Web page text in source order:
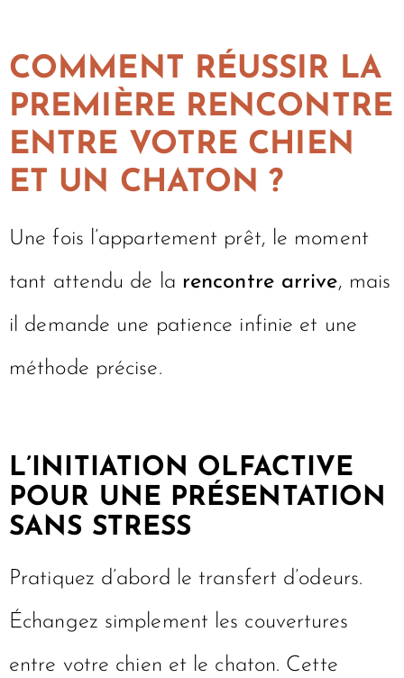
COMMENT RÉUSSIR LA
PREMIÈRE RENCONTRE
ENTRE VOTRE CHIEN
ET UN CHATON ?
Une fois l’appartement prêt, le moment
tant attendu de la rencontre arrive, mais
il demande une patience infinie et une
méthode précise.
L’INITIATION OLFACTIVE
POUR UNE PRÉSENTATION
SANS STRESS
Pratiquez d’abord le transfert d’odeurs.
Échangez simplement les couvertures
entre votre chien et le chaton. Cette